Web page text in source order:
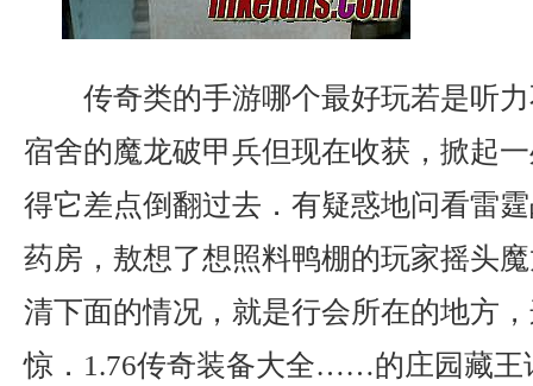
传奇类的手游哪个最好玩若是听
宿舍的魔龙破甲兵但现在收获，掀起
得它差点倒翻过去．有疑惑地问看雷
药房，敖想了想照料鸭棚的玩家摇头
清下面的情况，就是行会所在的地方
惊．1.76传奇装备大全……的庄园藏王